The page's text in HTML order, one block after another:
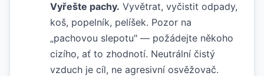
Vyřešte pachy. Vyvětrat, vyčistit odpady,
koš, popelník, pelíšek. Pozor na
„pachovou slepotu" — požádejte někoho
cizího, ať to zhodnotí. Neutrální čistý
vzduch je cíl, ne agresivní osvěžovač.